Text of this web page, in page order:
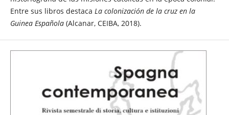
Entre sus libros destaca La colonización de la cruz en la
Guinea Española(Alcanar, CEIBA, 2018).